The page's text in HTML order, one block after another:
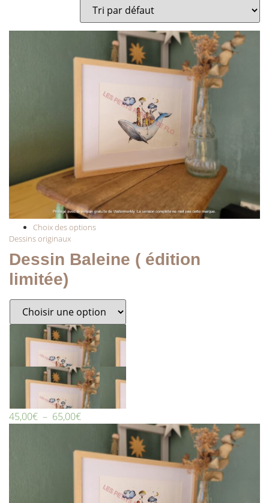
Choix des options
Dessins originaux
Dessin Baleine ( édition
limitée)
45,00€ – 65,00€